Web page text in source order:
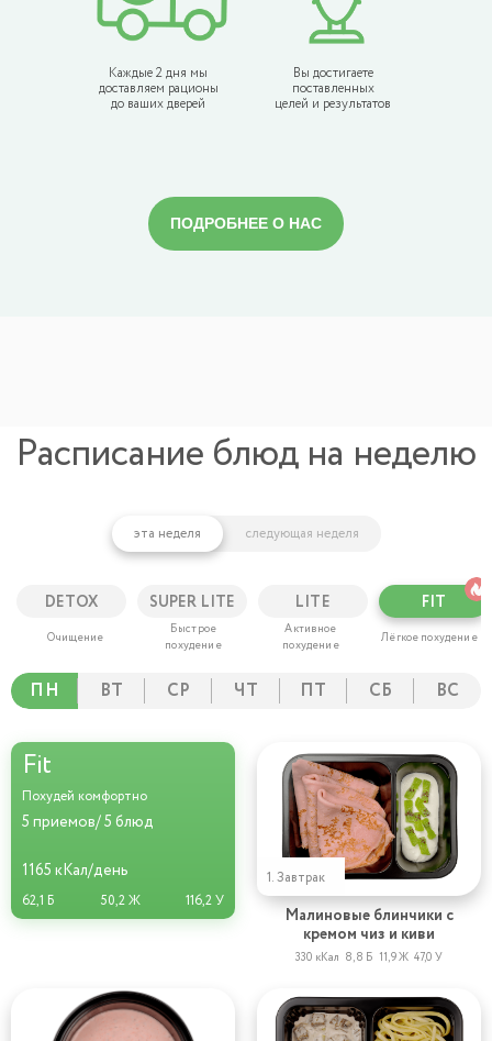
Каждые 2 дня мы
доставляем рационы
до ваших дверей
Вы достигаете
поставленных
целей и результатов
ПОДРОБНЕЕ О НАС